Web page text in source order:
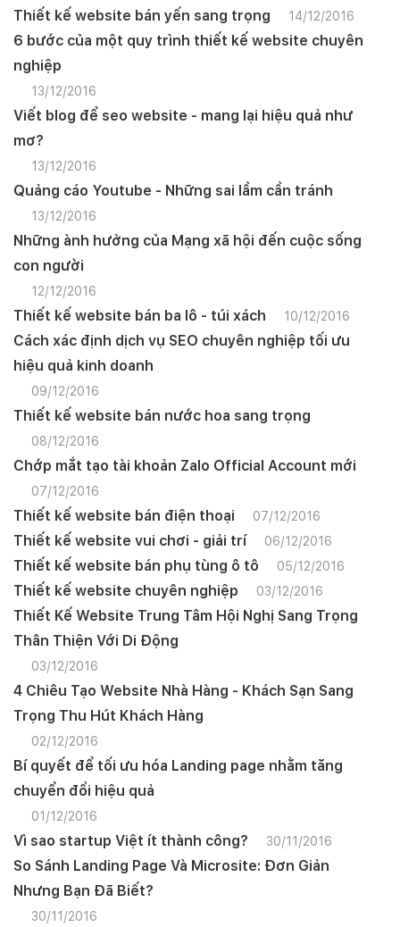
Thiết kế website bán yến sang trọng 14/12/2016
6 bước của một quy trình thiết kế website chuyên
nghiệp
13/12/2016
Viết blog để seo website - mang lại hiệu quả như
mơ?
13/12/2016
Quảng cáo Youtube - Những sai lầm cần tránh
13/12/2016
Những ành hưởng của Mạng xã hội đến cuộc sống
con người
12/12/2016
Thiết kế website bán ba lô - túi xách 10/12/2016
Cách xác định dịch vụ SEO chuyên nghiệp tối ưu
hiệu quả kinh doanh
09/12/2016
Thiết kế website bán nước hoa sang trọng
08/12/2016
Chớp mắt tạo tài khoản Zalo Official Account mới
07/12/2016
Thiết kế website bán điện thoại 07/12/2016
Thiết kế website vui chơi - giải trí 06/12/2016
Thiết kế website bán phụ tùng ô tô 05/12/2016
Thiết kế website chuyên nghiệp 03/12/2016
Thiết Kế Website Trung Tâm Hội Nghị Sang Trọng
Thân Thiện Với Di Động
03/12/2016
4 Chiêu Tạo Website Nhà Hàng - Khách Sạn Sang
Trọng Thu Hút Khách Hàng
02/12/2016
Bí quyết để tối ưu hóa Landing page nhằm tăng
chuyển đổi hiệu quả
01/12/2016
Vì sao startup Việt ít thành công? 30/11/2016
So Sánh Landing Page Và Microsite: Đơn Giản
Nhưng Bạn Đã Biết?
30/11/2016